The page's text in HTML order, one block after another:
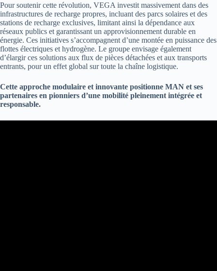
Pour soutenir cette révolution, VEGA investit massivement dans des
infrastructures de recharge propres, incluant des parcs solaires et des
stations de recharge exclusives, limitant ainsi la dépendance aux
réseaux publics et garantissant un approvisionnement durable en
énergie. Ces initiatives s’accompagnent d’une montée en puissance des
flottes électriques et hydrogène. Le groupe envisage également
d’élargir ces solutions aux flux de pièces détachées et aux transports
entrants, pour un effet global sur toute la chaîne logistique.
Cette approche modulaire et innovante positionne MAN et ses
partenaires en pionniers d’une mobilité pleinement intégrée et
responsable.